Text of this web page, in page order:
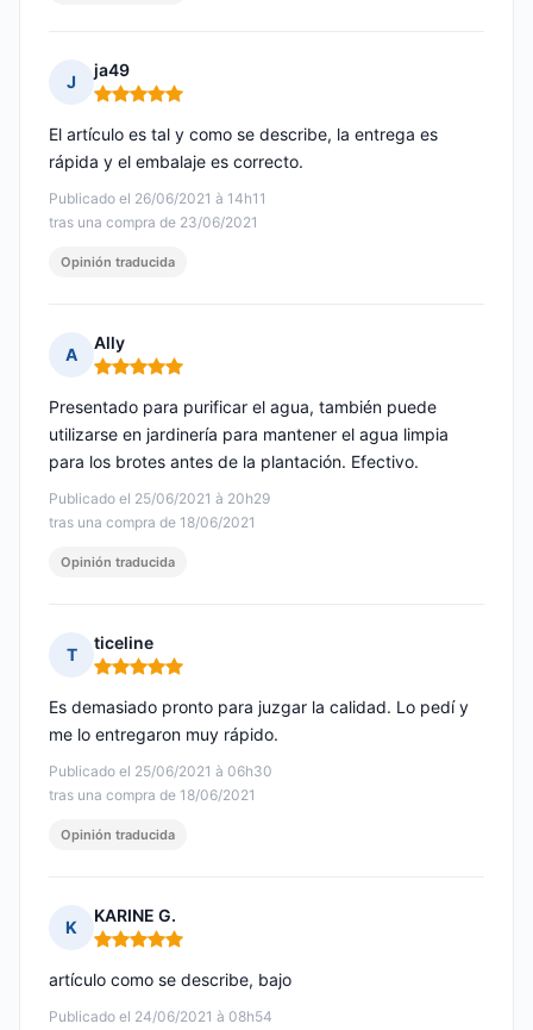
J
ja49
Nota: 5 de 5
Publicado el 26/06/2021 à 14h11
tras una compra de 23/06/2021
El artículo es tal y como se describe, la entrega es
rápida y el embalaje es correcto.
Opinión traducida
A
Ally
Nota: 5 de 5
Publicado el 25/06/2021 à 20h29
tras una compra de 18/06/2021
Presentado para purificar el agua, también puede
utilizarse en jardinería para mantener el agua limpia
para los brotes antes de la plantación. Efectivo.
Opinión traducida
T
ticeline
Nota: 5 de 5
Publicado el 25/06/2021 à 06h30
tras una compra de 18/06/2021
Es demasiado pronto para juzgar la calidad. Lo pedí y
me lo entregaron muy rápido.
Opinión traducida
K
KARINE G.
Nota: 5 de 5
Publicado el 24/06/2021 à 08h54
artículo como se describe, bajo